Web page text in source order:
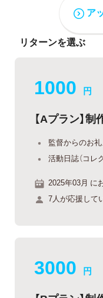
ア
リターンを選ぶ
1000 円
【Aプラン】
監督からのお礼
活動日誌（コレ
2025年03月 に
7人が応援して
3000 円